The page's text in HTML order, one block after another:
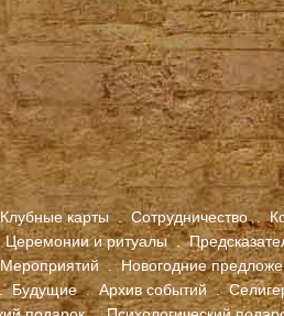
Клубные карты. Сотрудничество.
Церемонии и ритуалы.
.Новогодние
Будущие.Архив событий.